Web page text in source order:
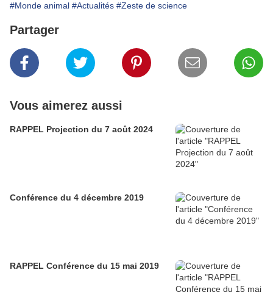
#Monde animal #Actualités #Zeste de science
Partager
Vous aimerez aussi
RAPPEL Projection du 7 août 2024
Conférence du 4 décembre 2019
RAPPEL Conférence du 15 mai 2019